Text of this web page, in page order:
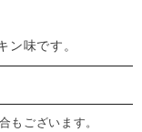
ン味です。
もございます。